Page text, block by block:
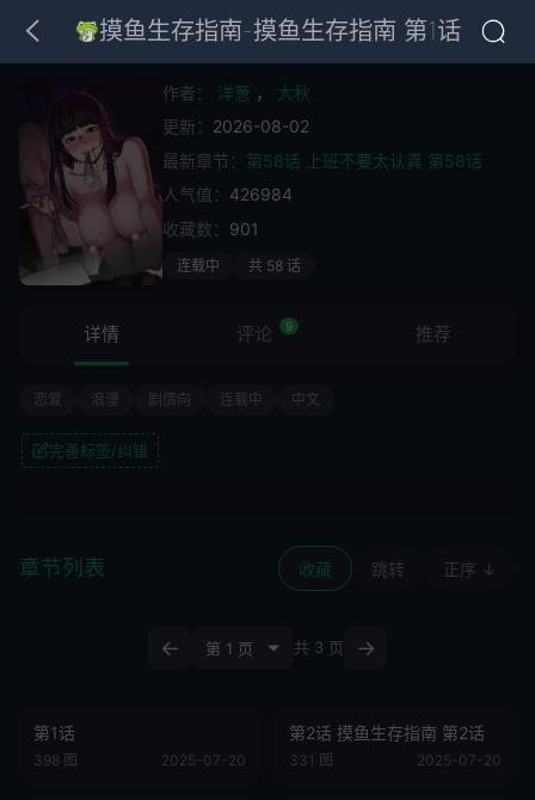
摸鱼生存指南-摸鱼生存指南 第1话
作者： 洋葱 ， 大秋
更新： 2026-08-02
最新章节： 第58话 上班不要太认真 第58话
人气值： 426984
收藏数： 901
连载中 共 58 话
详情 评论 9 推荐
恋爱 浪漫 剧情向 连载中 中文
完善标签/纠错
章节列表 收藏 跳转 正序 ↓
← 共 3 页 →
第1话
398 图 2025-07-20
第2话 摸鱼生存指南 第2话
331 图 2025-07-20